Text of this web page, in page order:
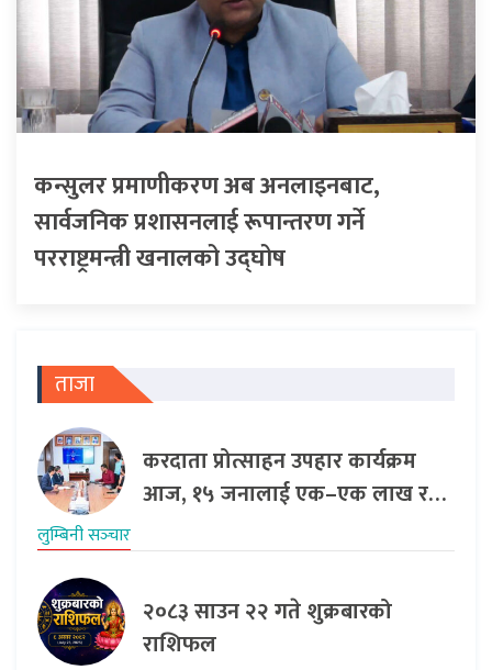
कन्सुलर प्रमाणीकरण अब अनलाइनबाट,
सार्वजनिक प्रशासनलाई रूपान्तरण गर्ने
परराष्ट्रमन्त्री खनालको उद्घोष
ताजा
करदाता प्रोत्साहन उपहार कार्यक्रम
आज, १५ जनालाई एक–एक लाख र…
लुम्बिनी सञ्‍चार
२०८३ साउन २२ गते शुक्रबारको
राशिफल